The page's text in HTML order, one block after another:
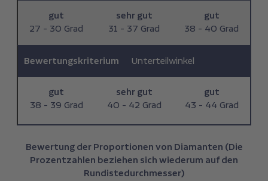
gut
27 - 30 Grad
sehr gut
31 - 37 Grad
gut
38 - 40 Grad
Bewertungskriterium Unterteilwinkel
gut
38 - 39 Grad
sehr gut
40 - 42 Grad
gut
43 - 44 Grad
Bewertung der Proportionen von Diamanten (Die
Prozentzahlen beziehen sich wiederum auf den
Rundistedurchmesser)